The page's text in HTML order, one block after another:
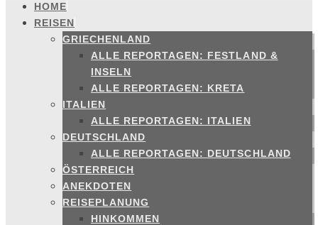
Zum
Inhalt
springen
HOME
REISEN
GRIECHENLAND
ALLE REPORTAGEN: FESTLAND &
INSELN
ALLE REPORTAGEN: KRETA
ITALIEN
ALLE REPORTAGEN: ITALIEN
DEUTSCHLAND
ALLE REPORTAGEN: DEUTSCHLAND
ÖSTERREICH
ANEKDOTEN
REISEPLANUNG
HINKOMMEN